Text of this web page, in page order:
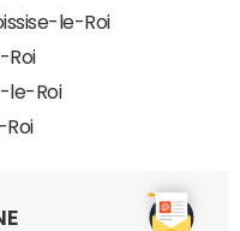
le-Roi
Roi
le-Roi
Roi